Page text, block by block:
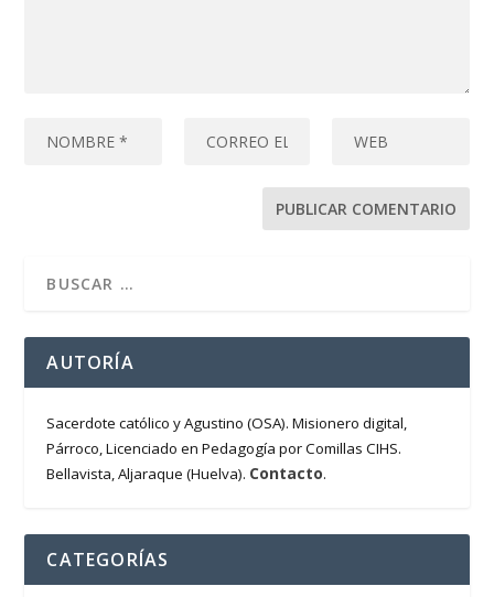
AUTORÍA
Sacerdote católico y Agustino (OSA). Misionero digital,
Párroco, Licenciado en Pedagogía por Comillas CIHS.
Bellavista, Aljaraque (Huelva). Contacto.
CATEGORÍAS